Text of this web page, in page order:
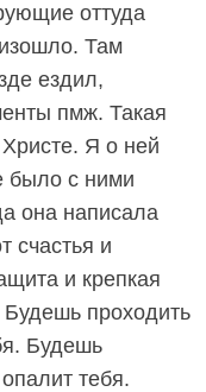
оттуда
Там
ездил,
пмж. Такая
Христе. Я о ней
было с ними
она написала
счастья и
и крепкая
проходить
Будешь
тебя.